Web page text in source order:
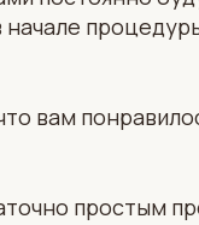
вам
простым